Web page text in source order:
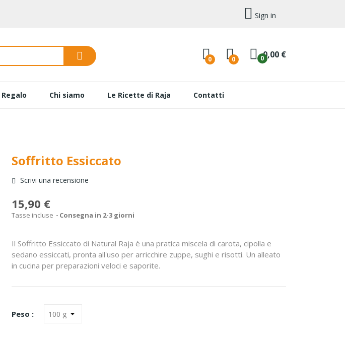
Sign in
0 0 0,00 €
0
Chi siamo Le Ricette di Raja Contatti
Soffritto Essiccato
Scrivi una recensione
15,90 €
Tasse incluse Consegna in 2-3 giorni
Il Soffritto Essiccato di Natural Raja è una pratica miscela di carota, cipolla e
sedano essiccati, pronta all'uso per arricchire zuppe, sughi e risotti. Un alleato
in cucina per preparazioni veloci e saporite.
Peso :